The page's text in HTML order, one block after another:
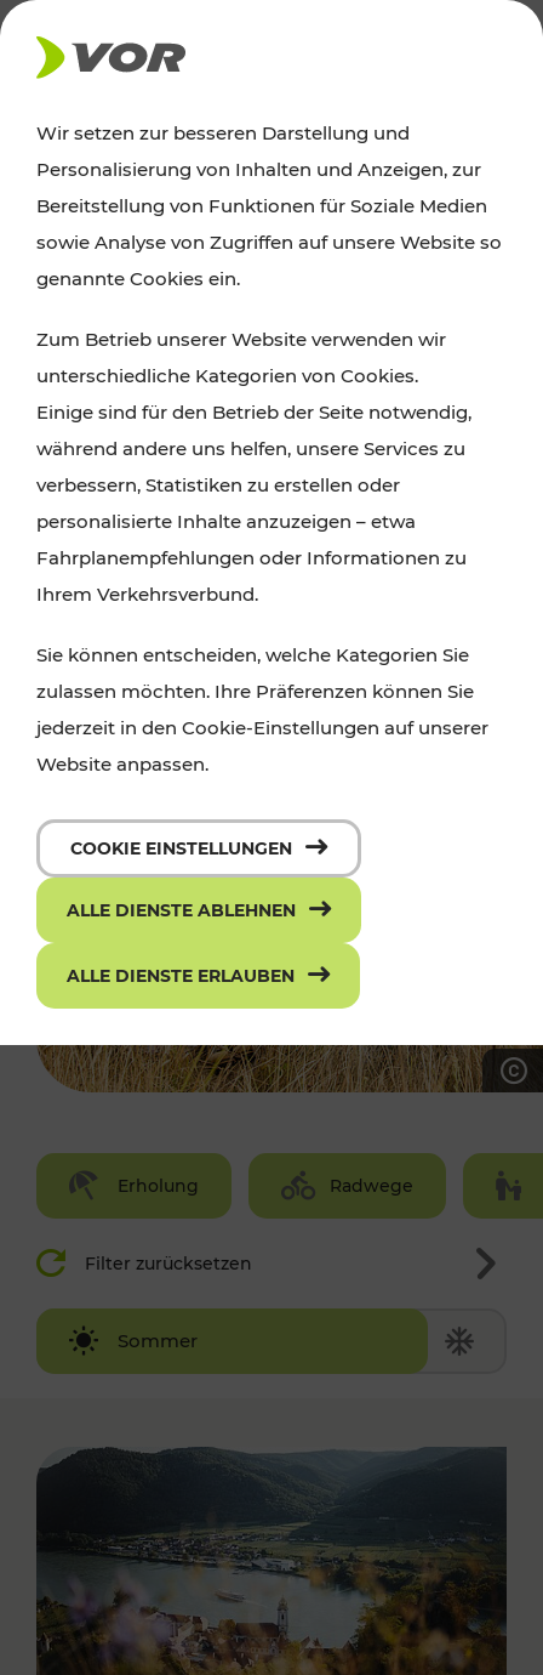
AKTUELLES
Ausflugstipps
Wien, Niederösterreich und das Burgenland
Wanderungen, Kultur und Gastronomie,
Radtouren oder purer Naturgenuss – viele
Attraktionen sind mit den Ticket- und Fahrplan-
Angeboten des VOR gut und schnell erreichbar.
Erholung Radwege
Filter zurücksetzen
Sommer
Winter
Wir setzen zur besseren Darstellung und
Personalisierung von Inhalten und Anzeigen, zur
Bereitstellung von Funktionen für Soziale Medien
sowie Analyse von Zugriffen auf unsere Website so
genannte Cookies ein.
Zum Betrieb unserer Website verwenden wir
unterschiedliche Kategorien von Cookies.
Einige sind für den Betrieb der Seite notwendig,
während andere uns helfen, unsere Services zu
verbessern, Statistiken zu erstellen oder
personalisierte Inhalte anzuzeigen – etwa
Fahrplanempfehlungen oder Informationen zu
Ihrem Verkehrsverbund.
Sie können entscheiden, welche Kategorien Sie
zulassen möchten. Ihre Präferenzen können Sie
jederzeit in den Cookie-Einstellungen auf unserer
Website anpassen.
COOKIE EINSTELLUNGEN
ALLE DIENSTE ABLEHNEN
ALLE DIENSTE ERLAUBEN